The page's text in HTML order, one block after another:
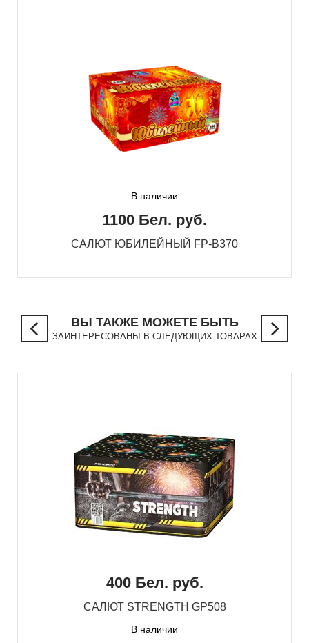
В наличии
1100 Бел. руб.
САЛЮТ ЮБИЛЕЙНЫЙ FP-B370
ВЫ ТАКЖЕ МОЖЕТЕ БЫТЬ
ЗАИНТЕРЕСОВАНЫ В СЛЕДУЮЩИХ ТОВАРАХ
400 Бел. руб.
САЛЮТ STRENGTH GP508
В наличии